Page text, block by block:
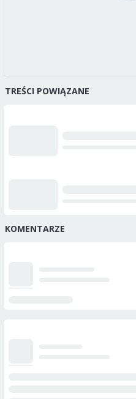
TREŚCI POWIĄZANE
KOMENTARZE